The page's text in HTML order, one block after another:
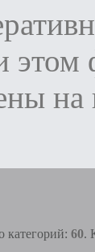
на
категорий: 60.